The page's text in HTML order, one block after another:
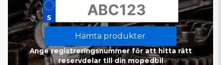
Hämta produkter
Ange registreringsnummer för att hitta rätt
reservdelar till din mopedbil